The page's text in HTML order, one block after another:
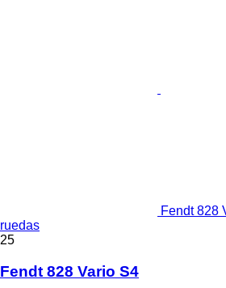
Fendt 828
ruedas
25
Fendt 828 Vario S4